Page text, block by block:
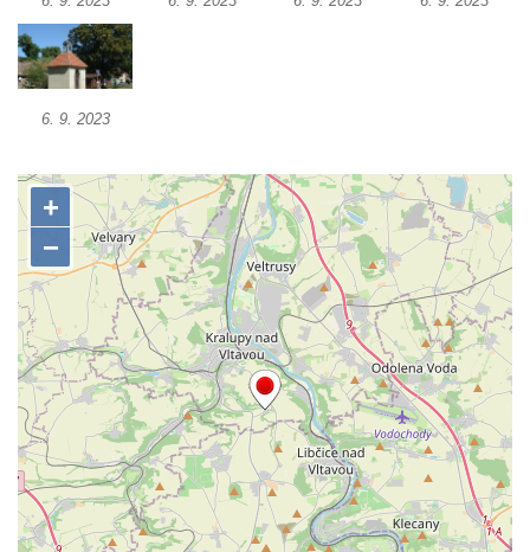
Pilát
Křížová cesta Římov – XIV. kaple – U
Křížová cesta Římov – XII. kaple – Vodní
brána
Křížová cesta Římov – XI. kaple – Ježíš
haněn a tupen
Křížová cesta Římov – X. kaple – U
Cedronu
Křížová cesta Římov – IX. kaple – U
chromého žida
Křížová cesta Římov – VIII. kaple – Kristus
svázán a ze zahrady vyhnán
Křížová cesta Římov – VII. kaple – Políbení
6. 9. 2023